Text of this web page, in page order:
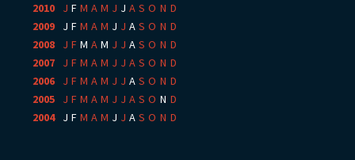
2010
J F M A M J J A S O N D
2009
J F M A M J J A S O N D
2008
J F M A M J J A S O N D
2007
J F M A M J J A S O N D
2006
J F M A M J J A S O N D
2005
J F M A M J J A S O N D
2004: J F M A M J J A S O N D